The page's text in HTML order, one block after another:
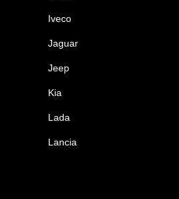
Iveco
Jaguar
Jeep
Kia
Lada
Lancia